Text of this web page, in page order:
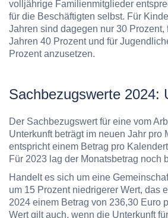
volljährige Familienmitglieder
für die Beschäftigten selbst. Für
Jahren sind dagegen nur 30 Prozent,
Jahren 40 Prozent und für
Prozent anzusetzen.
Sachbezugswerte 2024:
Der Sachbezugswert für eine vom
Unterkunft beträgt im neuen Jahr pro
entspricht einem Betrag pro
Für 2023 lag der Monatsbetrag noch
Handelt es sich um eine
um 15 Prozent niedrigerer Wert, das
2024 einem Betrag von 236,30 Euro
Wert gilt auch, wenn die Unterkunft